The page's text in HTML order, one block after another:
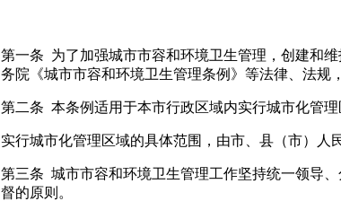
第一条 为了加强城市市容和环境卫生管理，创建和
务院《城市市容和环境卫生管理条例》等法律、法规
第二条 本条例适用于本市行政区域内实行城市化管理
实行城市化管理区域的具体范围，由市、县（市）人
第三条 城市市容和环境卫生管理工作坚持统一领导
督的原则。